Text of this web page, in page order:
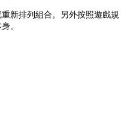
新排列組合。另外按照遊戲規
。